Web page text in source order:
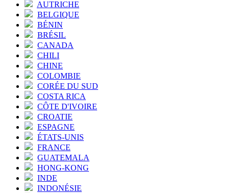
AUTRICHE
BELGIQUE
BÉNIN
BRÉSIL
CANADA
CHILI
CHINE
COLOMBIE
CORÉE DU SUD
COSTA RICA
CÔTE D'IVOIRE
CROATIE
ESPAGNE
ÉTATS-UNIS
FRANCE
GUATEMALA
HONG-KONG
INDE
INDONÉSIE